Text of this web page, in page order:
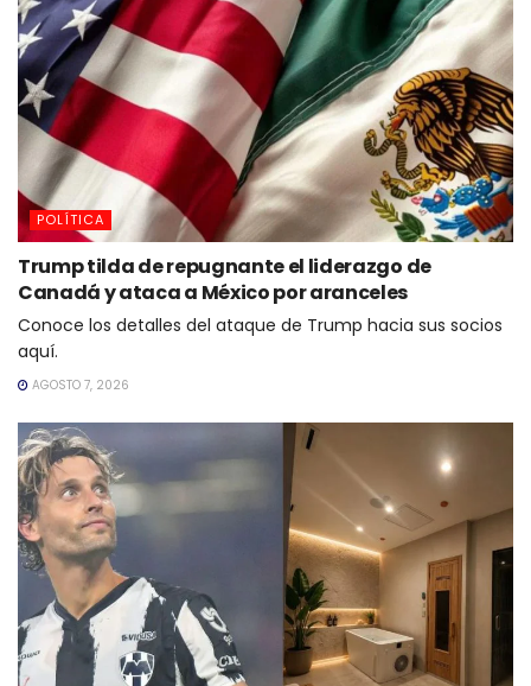
POLÍTICA
Trump tilda de repugnante el liderazgo de
Canadá y ataca a México por aranceles
Conoce los detalles del ataque de Trump hacia sus socios
aquí.
AGOSTO 7, 2026